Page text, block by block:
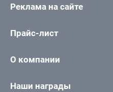
Реклама на сайте
Прайс-лист
О компании
Наши награды